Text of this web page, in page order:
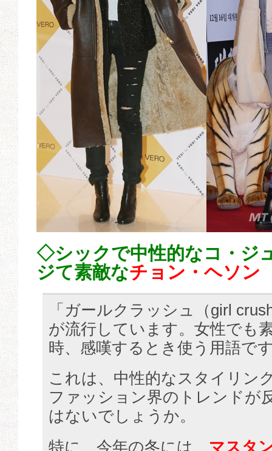
◇シックで中性的なコ・ジ
ジて素敵なチョン・ヘソン
「ガールクラッシュ（girl
が流行しています。女性でも
時、感嘆するとき使う用語で
これは、中性的なスタイリン
ファッション界のトレンドが
はないでしょうか。
特に、今年の冬には、 マスタ